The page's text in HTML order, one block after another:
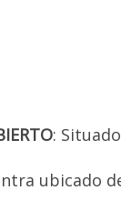
:
ubicado